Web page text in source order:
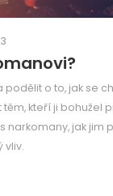
o to, jak se
kteří ji bohužel
narkomany, jak
vliv.